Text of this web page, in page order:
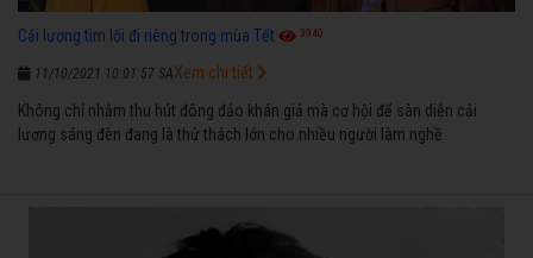
Cải lương tìm lối đi riêng trong mùa Tết 3940
11/10/2021 10:01:57 SA
Không chỉ nhằm thu hút đông đảo khán giả mà cơ hội để sàn diễn cải
lương sáng đèn đang là thử thách lớn cho nhiều người làm nghề
Xem chi tiết